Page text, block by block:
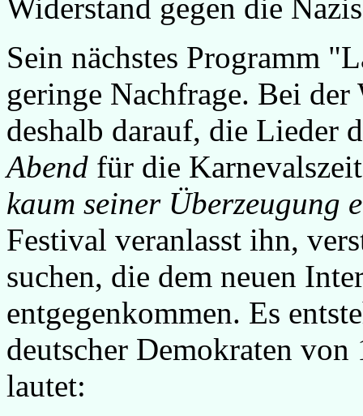
Widerstand gegen die
Sein nächstes Programm
geringe Nachfrage. Bei
deshalb darauf, die Lieder
Abend für die
kaum seiner Überzeugung
Festival veranlasst ihn,
suchen, die dem neuen
entgegenkommen. Es
deutscher Demokraten von
lautet: